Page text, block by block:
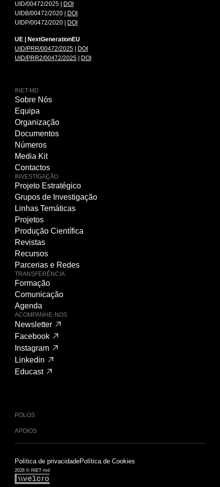
UID/00472/2025 |
DOI
UIDB/00472/2020 |
DOI
UIDP/00472/2020 |
DOI
UE | NextGenerationEU
UID/PRR/00472/2025
DOI
UID/PRR2/00472/2025
DOI
INET-MD
Sobre Nós
Equipa
Organização
Documentos
Números
Media Kit
Contactos
INVESTIGAÇÃO
Projeto Estratégico
Grupos de Investigação
Linhas Temáticas
Projetos
Produção Científica
Revistas
Recursos
Parcerias e Redes
TRANSFERÊNCIA
Formação
Comunicação
Agenda
ACOMPANHE-NOS
Newsletter
Facebook
Instagram
Linkedin
Educast
POLOS
APOIOS
2026 © INET-md
Política de privacidadePolítica de Cookies